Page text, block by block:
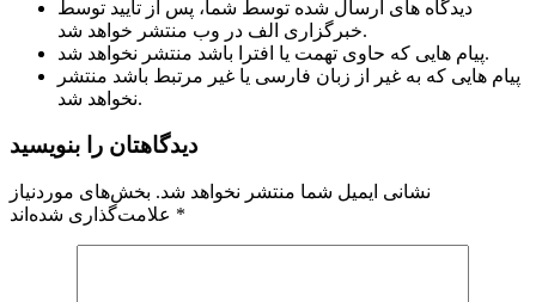
دیدگاه های ارسال شده توسط شما، پس از تایید توسط
خبرگزاری الف در وب منتشر خواهد شد.
پیام هایی که حاوی تهمت یا افترا باشد منتشر نخواهد شد.
پیام هایی که به غیر از زبان فارسی یا غیر مرتبط باشد منتشر
نخواهد شد.
دیدگاهتان را بنویسید
نشانی ایمیل شما منتشر نخواهد شد. بخش‌های موردنیاز
*